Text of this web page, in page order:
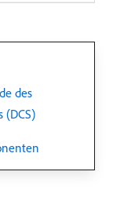
des
(DCS)